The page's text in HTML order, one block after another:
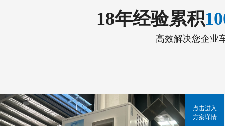
18年经验累积
高效解决您企业
点击进入
方案详情